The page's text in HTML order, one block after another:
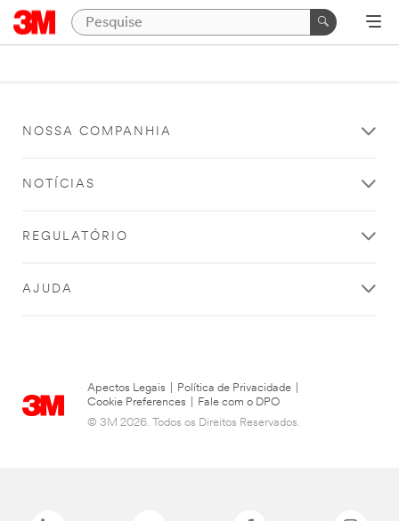
NOSSA COMPANHIA
NOTÍCIAS
REGULATÓRIO
AJUDA
Apectos Legais Política de Privacidade
Cookie Preferences
Fale com o DPO
© 3M 2026. Todos os Direitos Reservados.